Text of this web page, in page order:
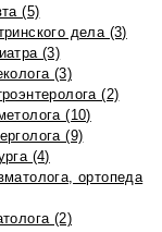
(5)
дела (3)
(3)
(3)
(2)
(10)
(9)
(4)
ортопеда
(2)